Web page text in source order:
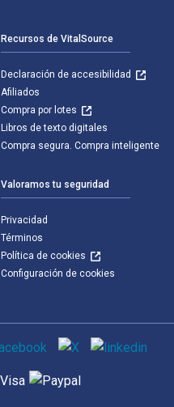
Recursos de VitalSource
Declaración de accesibilidad
Afiliados
Compra por lotes
Libros de texto digitales
Compra segura. Compra inteligente
Valoramos tu seguridad
Privacidad
Términos
Política de cookies
Configuración de cookies